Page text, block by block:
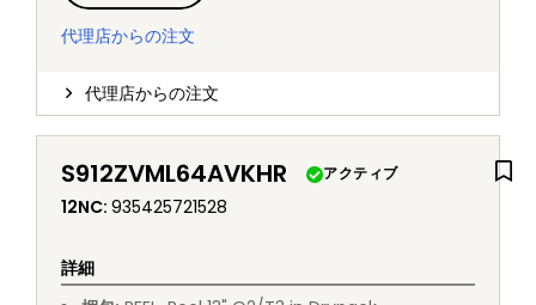
代理店からの注文
代理店からの注文
S912ZVML64AVKHR アクティブ
12NC: 935425721528
詳細